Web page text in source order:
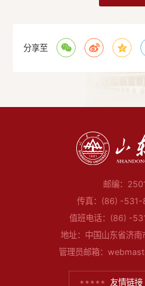
分享至
邮编：
传真：(86) -
值班电话：(86) -
地址：中国山东省济
管理员邮箱：
友情链接